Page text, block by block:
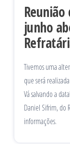
junho
Tivemos uma
que será
Vá salvando a
Daniel Sifrim, do
informações.